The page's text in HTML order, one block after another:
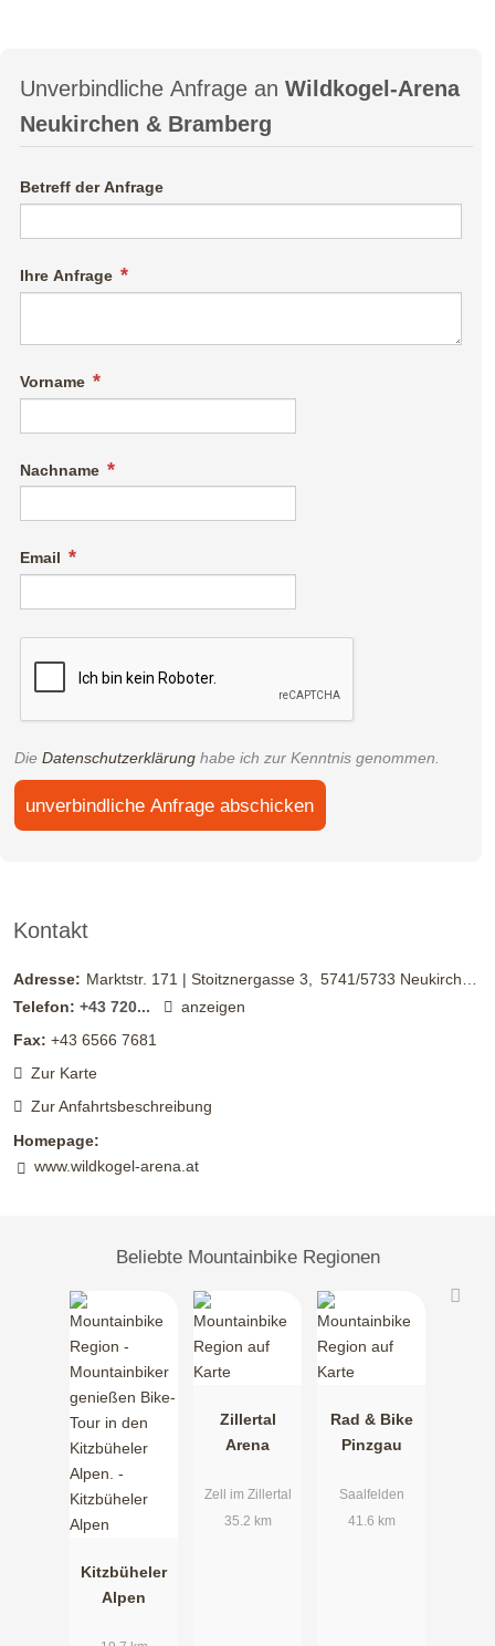
4D - Baumgartenalm
Start ist im Ortszentrum von Bramberg - vorbei an der Kirche
entlang des Güterweges Entscharn - vorbei an den
Alpengasthöfen Geisl und Bergkristall zum Oberaugut - dem
Almgebietes Abzweigung rechts zur Baumgartenalm
nehmen. Retour auf derselben Strecke oder
Anschlussmöglichkeiten zur 4E Stangenjoch, 4F Geisl
Hochalm/Wildkogelbahn, 4G Fleckalm/Wildkogelbahn, 4L
2000er Runde oder 6B Panoramarunde
Baumgartenalm
entlang des Güterweges Entscharn - vorbei an den
Alpengasthöfen Geisl und Bergkristall zum Oberaugut - dem
Straßenverlauf ins Mühlbachtal folgen - beim Erreichen des
nehmen. Retour auf derselben Strecke oder
Baumgartenalm
Unverbindliche Anfrage an Wildkogel-Arena
Neukirchen & Bramberg
Betreff der Anfrage
Ihre Anfrage
Vorname
Nachname
Email
Die Datenschutzerklärung habe ich zur Kenntnis genommen.
unverbindliche Anfrage abschicken
Kontakt
Adresse: Marktstr. 171 | Stoitznergasse 3 5741/5733 Neukirchen/Großvenediger & Bramberg/Wildkogel
Telefon: +43 720...
anzeigen
Fax: +43 6566 7681
Zur Karte
Zur Anfahrtsbeschreibung
Homepage:
www.wildkogel-arena.at
Beliebte Mountainbike Regionen
Kitzbüheler
Alpen
Zillertal
Arena
Zell im Zillertal
35.2 km
Rad & Bike
Pinzgau
Saalfelden
41.6 km